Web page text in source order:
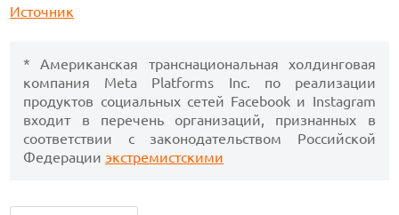
Источник
* Американская транснациональная холдинговая
компания Meta Platforms Inc. по реализации
продуктов социальных сетей Facebook и Instagram
входит в перечень организаций, признанных в
соответствии с законодательством Российской
Федерацииэкстремистскими